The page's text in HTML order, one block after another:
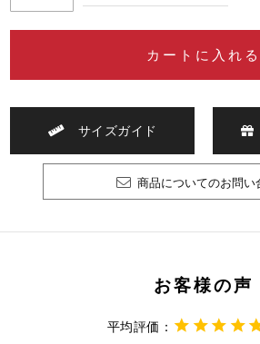
カートに入れる
サイズガイド
商品についてのお問い